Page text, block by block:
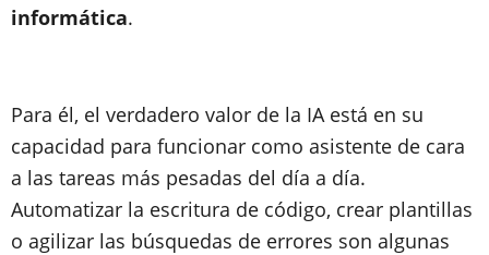
informática.
Para él, el verdadero valor de la IA está en su
capacidad para funcionar como asistente de cara
a las tareas más pesadas del día a día.
Automatizar la escritura de código, crear plantillas
o agilizar las búsquedas de errores son algunas